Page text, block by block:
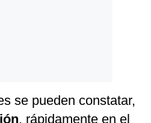
se pueden constatar,
, rápidamente en el